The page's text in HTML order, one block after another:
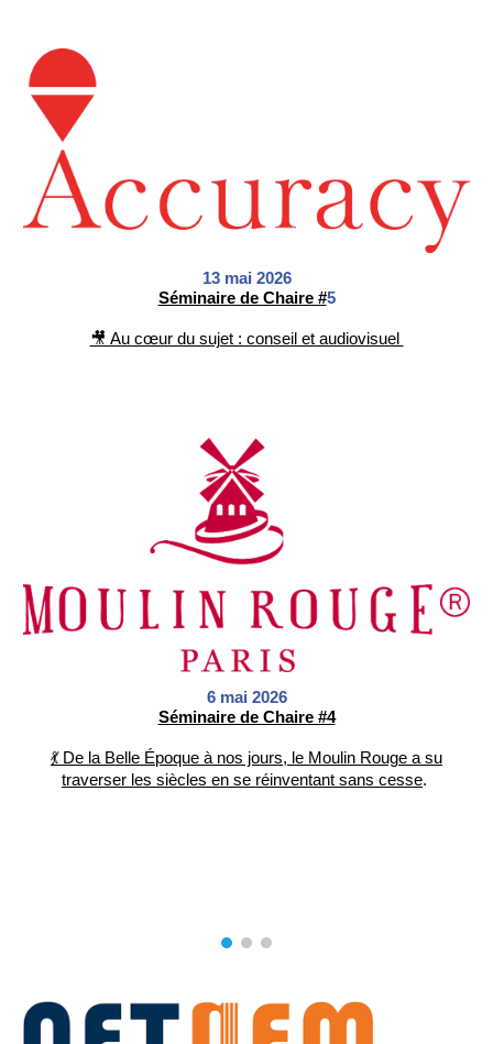
13mai 2026
Séminaire de Chaire #5
🎥 Au cœur du sujet : conseil et audiovisuel
6 mai 2026
Séminaire de Chaire #4
💃 De la Belle Époque à nos jours, le Moulin Rouge a su
traverser les siècles en se réinventant sans cesse.